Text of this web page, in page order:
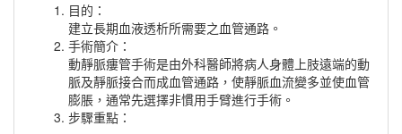
目的：
建立長期血液透析所需要之血管通路。
手術簡介：
動靜脈瘻管手術是由外科醫師將病人身體上肢遠端的動
脈及靜脈接合而成血管通路，使靜脈血流變多並使血管
膨脹，通常先選擇非慣用手臂進行手術。
步驟重點：